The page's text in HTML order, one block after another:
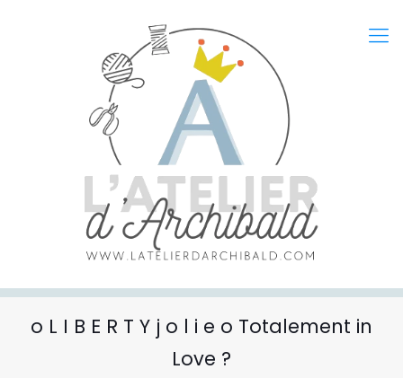
o L I B E R T Y j o l i e o Totalement in
Love ?